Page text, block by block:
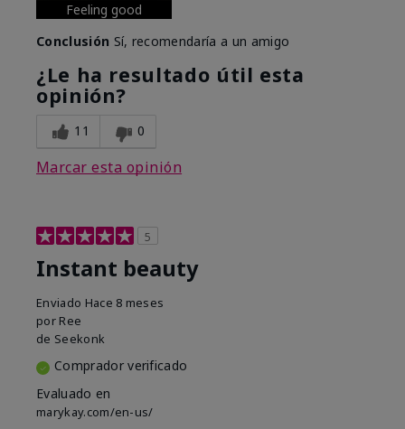
Feeling good
Conclusión Sí, recomendaría a un amigo
¿Le ha resultado útil esta
opinión?
11 0
Marcar esta opinión
5
Instant beauty
Enviado Hace 8 meses
por Ree
de Seekonk
Comprador verificado
Evaluado en
marykay.com/en-us/